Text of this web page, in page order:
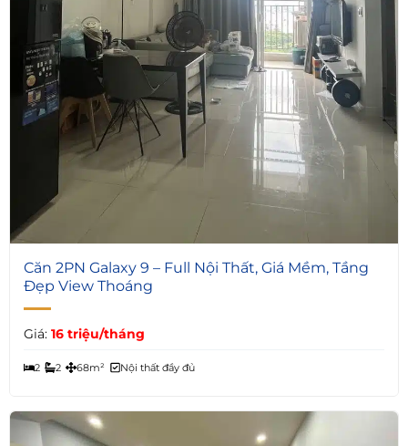
3
Căn 2PN Galaxy 9 – Full Nội Thất, Giá Mềm, Tầng
Đẹp View Thoáng
Giá: 16 triệu/tháng
2 2 68m² Nội thất đầy đủ